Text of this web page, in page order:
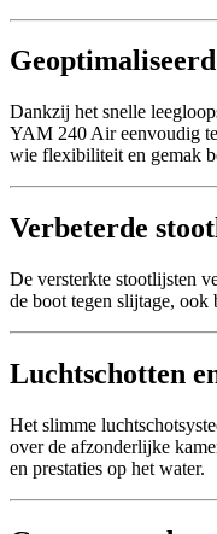
Dankzij het snelle
YAM 240 Air eenvoudig
wie flexibiliteit en gemak
Verbeterde
De versterkte stootlijsten
de boot tegen slijtage, ook
Luchtschotten
Het slimme
over de afzonderlijke
en prestaties op het water.